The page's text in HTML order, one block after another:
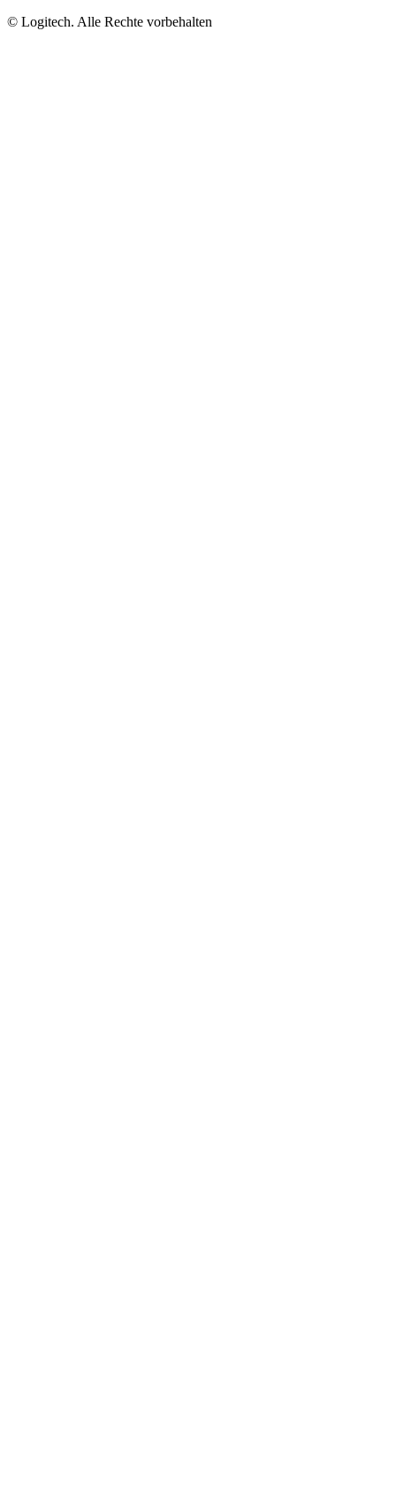
© Logitech. Alle Rechte vorbehalten